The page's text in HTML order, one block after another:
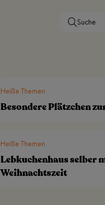
Heiße Themen
Besondere Plätzchen
Heiße Themen
Lebkuchenhaus selber
Weihnachtszeit